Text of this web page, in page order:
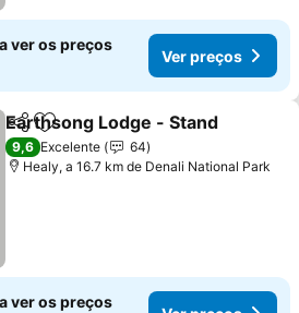
ver os preços
Ver preços
PartilharAdicionar aos favoritos
Earthsong Lodge - Stand
9,6 Excelente
64
Healy, a 16.7 km de Denali National Park
ver os preços